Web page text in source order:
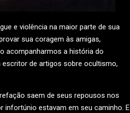
e violência na maior parte de sua
sua coragem às amigas,
acompanharmos a história do
escritor de artigos sobre ocultismo,
saem de seus repousos nos
infortúnio estavam em seu caminho. E